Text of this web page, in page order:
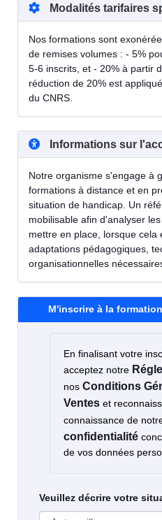
Modalités tarifaires
Nos formations sont
de remises volumes : - 5%
5-6 inscrits, et - 20% à partir
réduction de 20% est
du CNRS.
Informations sur
Notre organisme s'engage à
formations à distance et en
situation de handicap. Un
mobilisable afin d'analyser
mettre en place, lorsque cela
adaptations pédagogiques,
organisationnelles
M'inscrire à la formation
En finalisant votre
acceptez notre
nos Conditions
Ventes et
connaissance de
confidentialité
de vos données
Veuillez décrire votre